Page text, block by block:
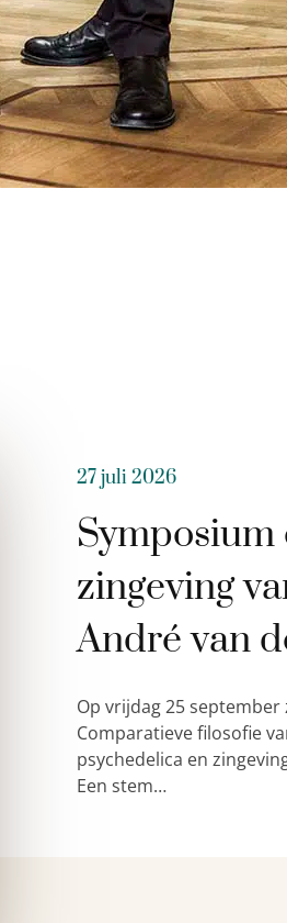
27 juli 2026
zingeving
André van
Op vrijdag 25
Comparatieve filosofie
psychedelica en
Een stem…